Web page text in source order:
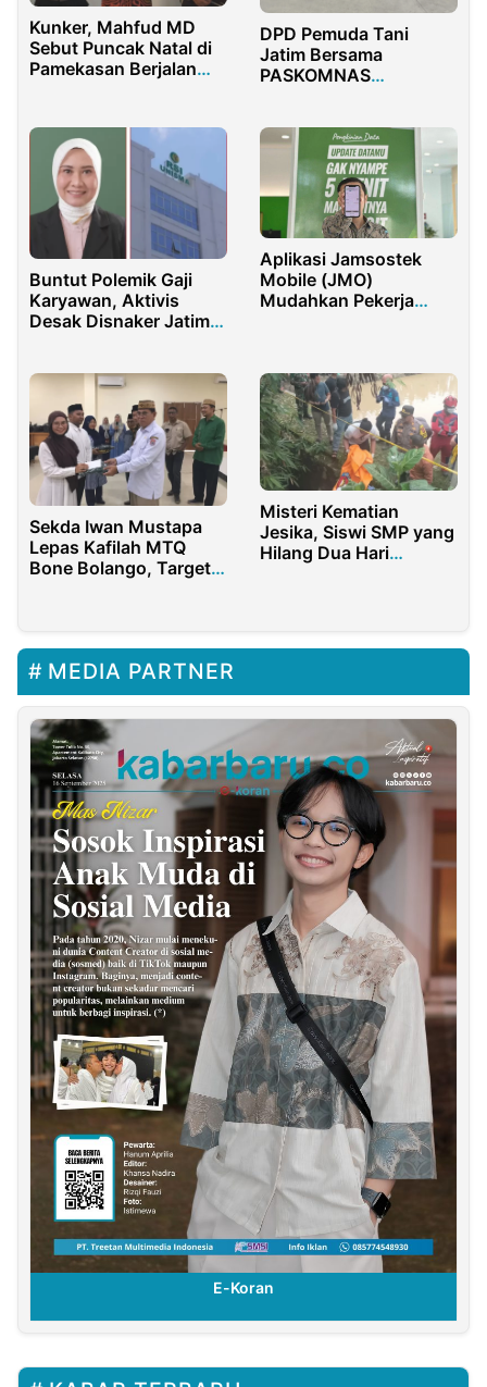
Kunker, Mahfud MD
Sebut Puncak Natal di
Pamekasan Berjalan
DPD Pemuda Tani
Jatim Bersama
PASKOMNAS
Pertanian
Buntut Polemik Gaji
Karyawan, Aktivis
Desak Disnaker Jatim
Aplikasi Jamsostek
Mobile (JMO)
Mudahkan Pekerja
Sekda Iwan Mustapa
Lepas Kafilah MTQ
Bone Bolango, Target
Misteri Kematian
Jesika, Siswi SMP yang
Hilang Dua Hari
MEDIA PARTNER
E-Koran